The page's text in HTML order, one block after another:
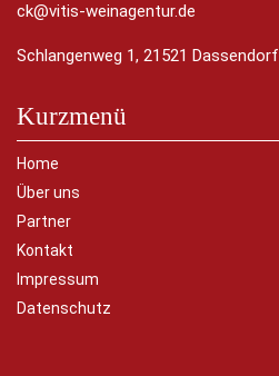
ck@vitis-weinagentur.de
Schlangenweg 1, 21521 Dassendorf
Kurzmenü
Home
Über uns
Partner
Kontakt
Impressum
Datenschutz